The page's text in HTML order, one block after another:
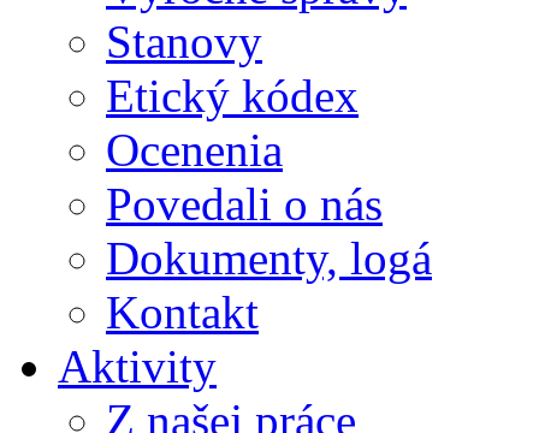
Stanovy
Etický kódex
Ocenenia
Povedali o nás
Dokumenty, logá
Kontakt
Aktivity
Z našej práce